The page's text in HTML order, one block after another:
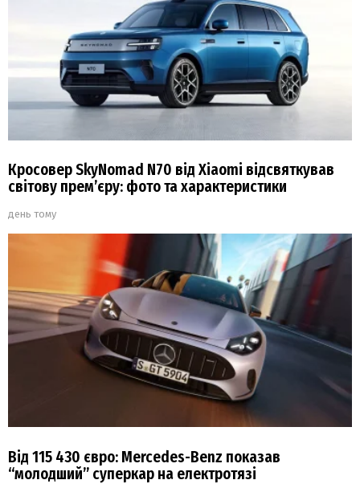
Кросовер SkyNomad N70 від Xiaomi відсвяткував
світову прем’єру: фото та характеристики
день тому
Від 115 430 євро: Mercedes-Benz показав
“молодший” суперкар на електротязі